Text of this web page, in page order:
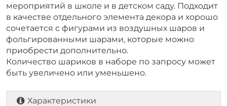
мероприятий в школе и в детском саду. Подходит
в качестве отдельного элемента декора и хорошо
сочетается с фигурами из воздушных шаров и
фольгированными шарами, которые можно
приобрести дополнительно.
Количество шариков в наборе по запросу может
быть увеличено или уменьшено.
Характеристики